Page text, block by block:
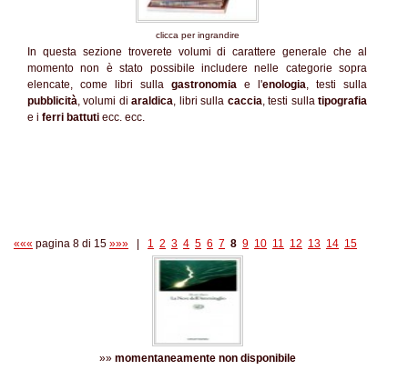
clicca per ingrandire
In questa sezione troverete volumi di carattere generale che al
momento non è stato possibile includere nelle categorie sopra
elencate, come libri sulla gastronomia e l'enologia, testi sulla
pubblicità, volumi diaraldica, libri sulla caccia, testi sullatipografia
e i ferri battuti ecc. ecc.
««« pagina 8 di 15 »»» 1 2 3 4 5 6 7 8 9 10 11 12 13 14 15
»» momentaneamente non disponibile